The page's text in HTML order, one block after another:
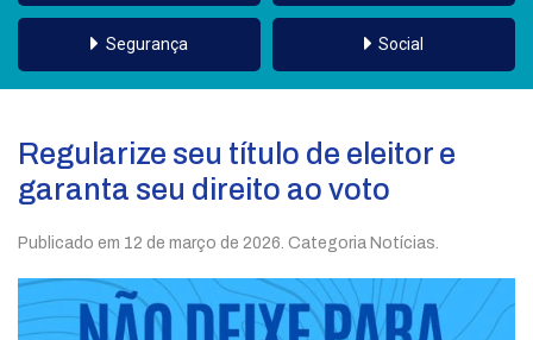
Segurança Social
Regularize seu título de eleitor e
garanta seu direito ao voto
Publicado em 12 de março de 2026 . Categoria Notícias.